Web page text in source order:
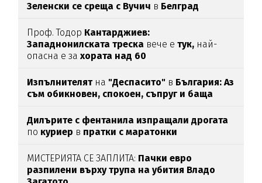
Зеленски се среща с Вучич в Белград
Проф. Тодор Кантарджиев:
Западнонилската треска вече етук, най-
опасна е захората над 60
Изпълнителятна "Деспасито" в България: Аз
съм обикновен, спокоен, съпруг и баща
Дилърите с фентанила изпращали дрогата
по куриер в пратки с маратонки
МИСТЕРИЯТА СЕ ЗАПЛИТА: Пачки евро
разпилени върху трупа на убития Владо